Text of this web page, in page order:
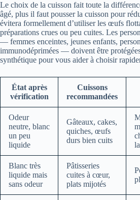
Le choix de la cuisson fait toute la
âgé, plus il faut pousser la cuisson pour
évitera formellement d’utiliser les œufs
préparations crues ou peu cuites. Les
— femmes enceintes, jeunes enfants,
immunodéprimées — doivent être
synthétique pour vous aider à choisir
État après
vérification
Cuissons
recommandées
Odeur
neutre, blanc
un peu
liquide
Gâteaux, cakes,
quiches, œufs
durs bien cuits
Blanc très
liquide mais
sans odeur
Pâtisseries
cuites à cœur,
plats mijotés